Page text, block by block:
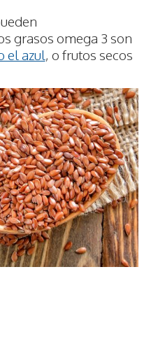
grasos omega 3 son
el azul, o frutos secos